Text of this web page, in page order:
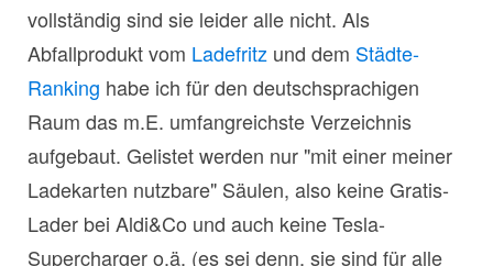
vollständig sind sie leider alle nicht. Als
Abfallprodukt vom Ladefritz und dem Städte-
Ranking habe ich für den deutschsprachigen
Raum das m.E. umfangreichste Verzeichnis
aufgebaut. Gelistet werden nur "mit einer meiner
Ladekarten nutzbare" Säulen, also keine Gratis-
Lader bei Aldi&Co und auch keine Tesla-
Supercharger o.ä. (es sei denn, sie sind für alle